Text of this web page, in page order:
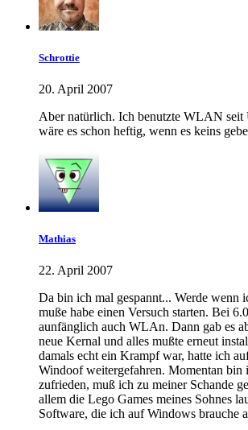
Schrottie
20. April 2007
Aber natürlich. Ich benutzte WLAN seit
wäre es schon heftig, wenn es keins
Mathias
22. April 2007
Da bin ich mal gespannt... Werde wenn
muße habe einen Versuch starten. Bei
aunfänglich auch WLAn. Dann gab es
neue Kernal und alles mußte erneut
damals echt ein Krampf war, hatte ich
Windoof weitergefahren. Momentan bin
zufrieden, muß ich zu meiner Schande
allem die Lego Games meines Sohnes
Software, die ich auf Windows brauche